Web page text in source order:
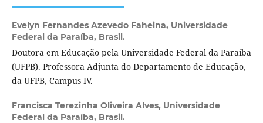
Evelyn Fernandes Azevedo Faheina, Universidade
Federal da Paraíba, Brasil.
Doutora em Educação pela Universidade Federal da Paraíba
(UFPB). Professora Adjunta do Departamento de Educação,
da UFPB, Campus IV.
Francisca Terezinha Oliveira Alves, Universidade
Federal da Paraíba, Brasil.